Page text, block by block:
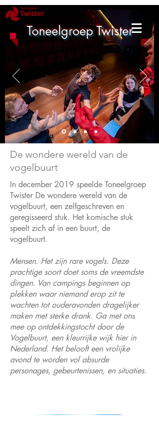
Toneelgroep Twister
De wondere wereld van de
vogelbuurt
In december 2019 speelde Toneelgroep
Twister De wondere wereld van de
vogelbuurt, een zelfgeschreven en
geregisseerd stuk. Het komische stuk
speelt zich af in een buurt, de
vogelbuurt.
Mensen. Het zijn rare vogels. Deze
prachtige soort doet soms de vreemdste
dingen. Van campings beginnen op
plekken waar niemand erop zit te
wachten tot ouderavonden dragelijker
maken met sterke drank. Ga met ons
mee op ontdekkingstocht door de
Vogelbuurt, een kleurrijke wijk hier in
Nederland. Het belooft een vrolijke
avond te worden vol absurde
personages, gebeurtenissen, en situaties.